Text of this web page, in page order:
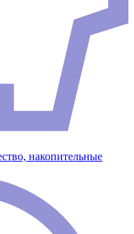
накопительные